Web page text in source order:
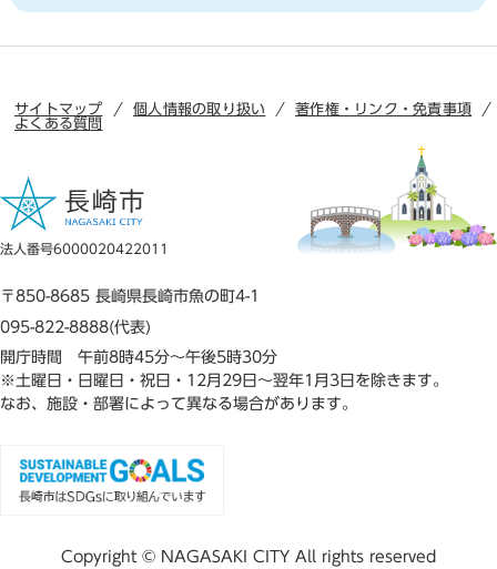
サイトマップ 個人情報の取り扱い
著作権・リンク・免責事項
よくある質問
法人番号6000020422011
〒850-8685 長崎県長崎市魚の町4-1
095-822-8888(代表)
開庁時間 午前8時45分～午後5時30分
※土曜日・日曜日・祝日・12月29日～翌年1月3日を除きます。
なお、施設・部署によって異なる場合があります。
Copyright © NAGASAKI CITY All rights reserved